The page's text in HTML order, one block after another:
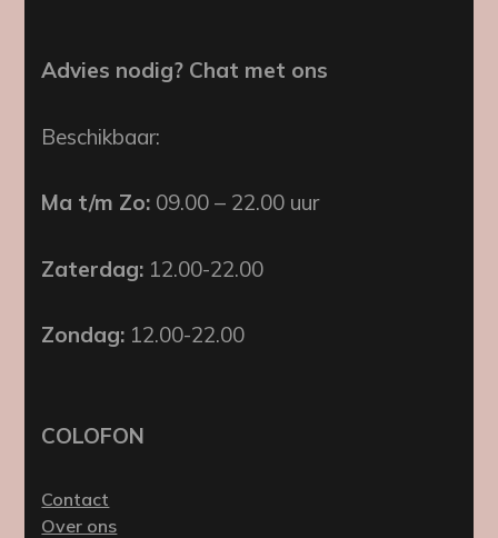
Advies nodig? Chat met ons
Beschikbaar:
Ma t/m Zo: 09.00 – 22.00 uur
Zaterdag: 12.00-22.00
Zondag: 12.00-22.00
COLOFON
Contact
Over ons